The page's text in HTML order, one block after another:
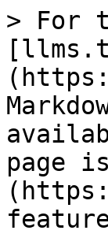
> For
page